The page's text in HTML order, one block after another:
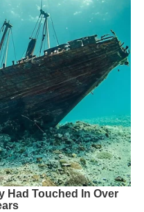
Had Touched In Over